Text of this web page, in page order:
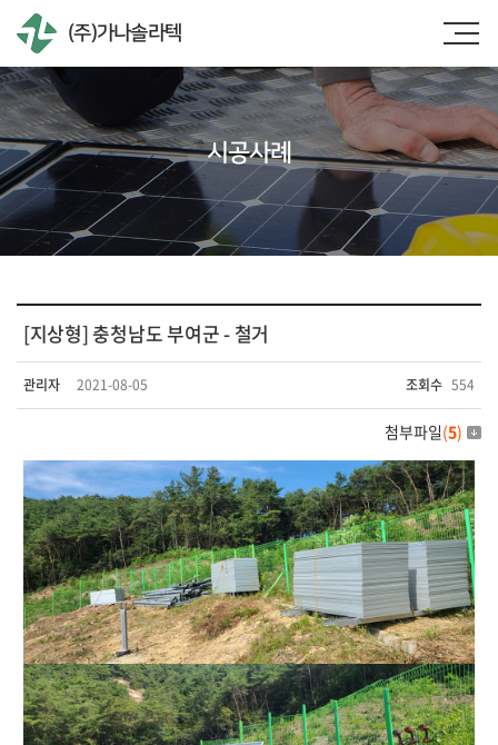
(주)가나솔라텍
시공사례
[지상형] 충청남도 부여군 - 철거
관리자 2021-08-05 조회수 554
첨부파일(5)